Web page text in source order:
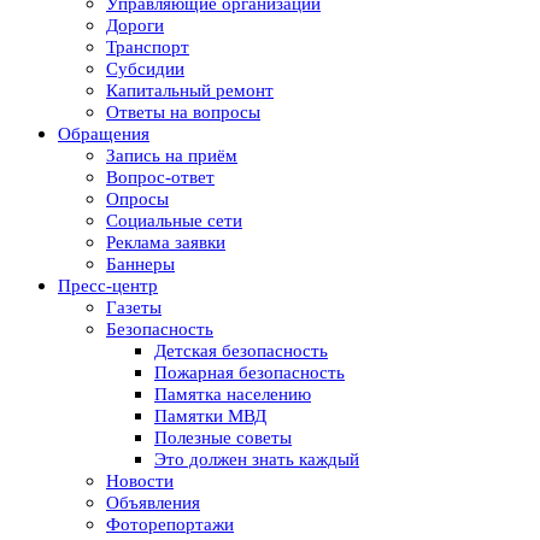
Управляющие организации
Дороги
Транспорт
Субсидии
Капитальный ремонт
Ответы на вопросы
Обращения
Запись на приём
Вопрос-ответ
Опросы
Социальные сети
Реклама заявки
Баннеры
Пресс-центр
Газеты
Безопасность
Детская безопасность
Пожарная безопасность
Памятка населению
Памятки МВД
Полезные советы
Это должен знать каждый
Новости
Объявления
Фоторепортажи